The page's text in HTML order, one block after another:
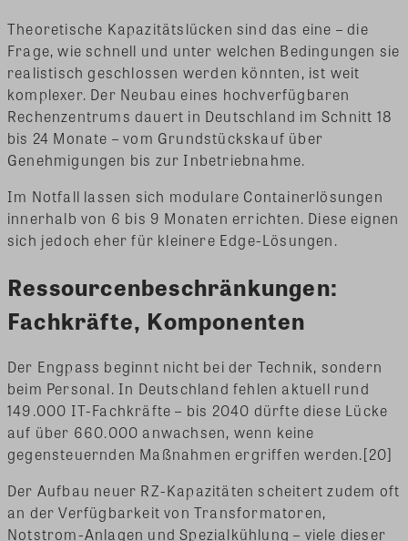
Theoretische Kapazitätslücken sind das eine – die
Frage, wie schnell und unter welchen Bedingungen sie
realistisch geschlossen werden könnten, ist weit
komplexer. Der Neubau eines hochverfügbaren
Rechenzentrums dauert in Deutschland im Schnitt 18
bis 24 Monate – vom Grundstückskauf über
Genehmigungen bis zur Inbetriebnahme.
Im Notfall lassen sich modulare Containerlösungen
innerhalb von 6 bis 9 Monaten errichten. Diese eignen
sich jedoch eher für kleinere Edge-Lösungen.
Ressourcenbeschränkungen:
Fachkräfte, Komponenten
Der Engpass beginnt nicht bei der Technik, sondern
beim Personal. In Deutschland fehlen aktuell rund
149.000 IT-Fachkräfte – bis 2040 dürfte diese Lücke
auf über 660.000 anwachsen, wenn keine
gegensteuernden Maßnahmen ergriffen werden.[20]
Der Aufbau neuer RZ-Kapazitäten scheitert zudem oft
an der Verfügbarkeit von Transformatoren,
Notstrom-Anlagen und Spezialkühlung – viele dieser